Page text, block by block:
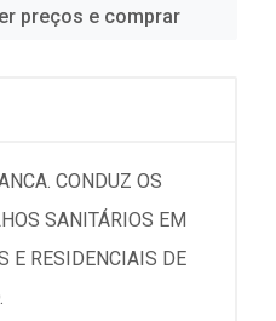
preços e comprar
CONDUZ OS
SANITÁRIOS EM
E RESIDENCIAIS DE